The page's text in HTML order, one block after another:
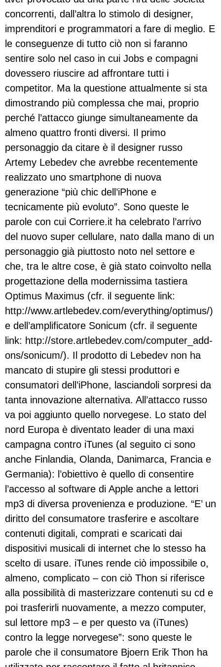
concorrenti, dall’altra lo stimolo di designer,
imprenditori e programmatori a fare di meglio. E
le conseguenze di tutto ciò non si faranno
sentire solo nel caso in cui Jobs e compagni
dovessero riuscire ad affrontare tutti i
competitor. Ma la questione attualmente si sta
dimostrando più complessa che mai, proprio
perché l’attacco giunge simultaneamente da
almeno quattro fronti diversi. Il primo
personaggio da citare è il designer russo
Artemy Lebedev che avrebbe recentemente
realizzato uno smartphone di nuova
generazione “più chic dell’iPhone e
tecnicamente più evoluto”. Sono queste le
parole con cui Corriere.it ha celebrato l’arrivo
del nuovo super cellulare, nato dalla mano di un
personaggio già piuttosto noto nel settore e
che, tra le altre cose, è già stato coinvolto nella
progettazione della modernissima tastiera
Optimus Maximus (cfr. il seguente link:
http://www.artlebedev.com/everything/optimus/)
e dell’amplificatore Sonicum (cfr. il seguente
link: http://store.artlebedev.com/computer_add-
ons/sonicum/). Il prodotto di Lebedev non ha
mancato di stupire gli stessi produttori e
consumatori dell’iPhone, lasciandoli sorpresi da
tanta innovazione alternativa. All’attacco russo
va poi aggiunto quello norvegese. Lo stato del
nord Europa è diventato leader di una maxi
campagna contro iTunes (al seguito ci sono
anche Finlandia, Olanda, Danimarca, Francia e
Germania): l’obiettivo è quello di consentire
l’accesso al software di Apple anche a lettori
mp3 di diversa provenienza e produzione. “E’ un
diritto del consumatore trasferire e ascoltare
contenuti digitali, comprati e scaricati dai
dispositivi musicali di internet che lo stesso ha
scelto di usare. iTunes rende ciò impossibile o,
almeno, complicato – con ciò Thon si riferisce
alla possibilità di masterizzare contenuti su cd e
poi trasferirli nuovamente, a mezzo computer,
sul lettore mp3 – e per questo va (iTunes)
contro la legge norvegese”: sono queste le
parole che il consumatore Bjoern Erik Thon ha